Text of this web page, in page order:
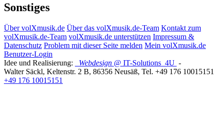
Sonstiges
Über volXmusik.de Über das volXmusik.de-Team Kontakt zum
volXmusik.de-Team volXmusik.de unterstützen Impressum &
Datenschutz Problem mit dieser Seite melden Mein volXmusik.de
Benutzer-Login
Idee und Realisierung:
Webdesign @ IT-Solutions 4U -
Walter Säckl, Keltenstr. 2 B, 86356 Neusäß, Tel. +49 176 10015151
+49 176 10015151